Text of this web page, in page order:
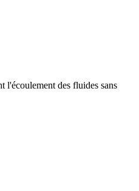
l'écoulement des fluides sans